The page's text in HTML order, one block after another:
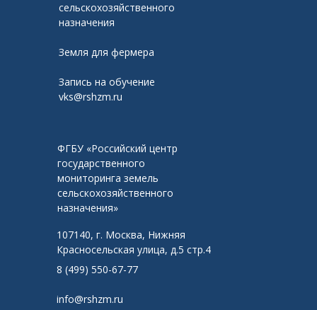
ФГБУ «Российский центр
государственного
мониторинга земель
сельскохозяйственного
назначения»
107140, г. Москва, Нижняя
Красносельская улица, д.5 стр.4
8 (499) 550-67-77
info@rshzm.ru
сельскохозяйственного
назначения
Земля для фермера
Запись на обучение
vks@rshzm.ru